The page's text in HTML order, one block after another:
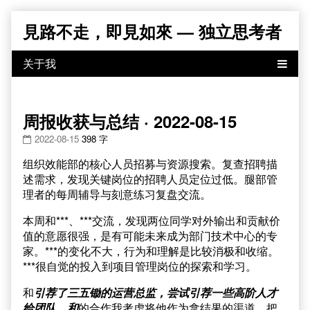
content
見路不走，即見如來 — 独立思考者
周报收获与总结 · 2022-08-15
2022-08-15 398 字
组织效能部的核心人员招募与资源搜索。复查招聘描
述需求，发现关键岗位的招聘人员定位过低。腿部管
理者的每周辅导与刻意练习复盘交流。
本周和***、***交流，发现两位同学对外输出和贡献价
值的意愿很强，是有可能未来成为部门技术中心的专
家。***的变化不大，行为和理解是比较消极和收缩。
***很自觉的投入到项目管理岗位的探索和学习。
和引荐了三五锄的运营总监，尝试引荐一些高阶人才